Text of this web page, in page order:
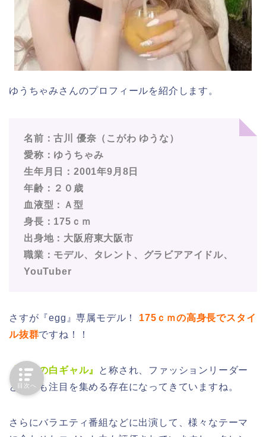
ゆうちゃみさんのプロフィールを紹介します。
名前：古川 優奈（こがわ ゆうな）
愛称：ゆうちゃみ
生年月日：2001年9月8日
年齢：２０歳
血液型：Ａ型
身長：175ｃｍ
出身地：大阪府東大阪市
職業：モデル、タレント、グラビアアイドル、
YouTuber
さすが『egg』専属モデル！
175ｃｍの高身長でスタイ
ル抜群ですね！！
『令和の白ギャル』
と称され、ファッションリーダー
としても注目を集める存在になってきていますね。
さらにバラエティ番組などに出演して、様々なテーマ
目次へ